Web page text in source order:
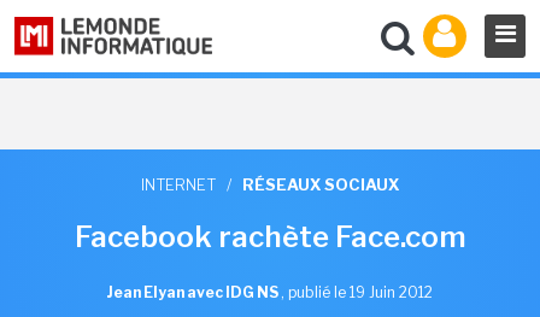
INTERNET / RÉSEAUX SOCIAUX
Facebook rachète Face.com
Jean Elyan avec IDG NS , publié le 19 Juin 2012